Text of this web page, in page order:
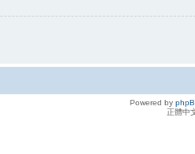
Powered by
正體中